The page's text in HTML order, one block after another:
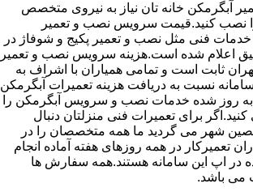
آبگرمکن خانه تان نیاز به نیروی متخصص
را نصب کنید.قیمت سرویس نصب و تعمیر
خدمات فنی مثل نصب و تعمیر پکیج و شوفاژ در
اعلام شده است.هزینه سرویس نصب و تعمیر
ثابت است و تمامی همیاران با اشراف به
نسبت به دریافت هزینه تعمیرات آبگرمکن
به روز شده خدمات نصب و سرویس آبگرمکن را
برای تعمیرات فنی منزلتان دنبال
شهر می گردید ما همه متخصصان را در
تعمیرکار در همه روزهای هفته آماده انجام
اپ این سامانه هستند.همه سفارش ها
می باشد.